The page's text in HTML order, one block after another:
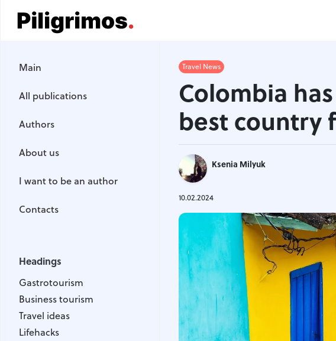
Gastrotourism
Business tourism
Travel ideas
Lifehacks
Routes and guides
Main
All publications
Authors
About us
I want to be an author
Contacts
Headings
Gastrotourism
Business tourism
Travel ideas
Lifehacks
Travel News
Colombia
best country
Ksenia Milyuk
10.02.2024